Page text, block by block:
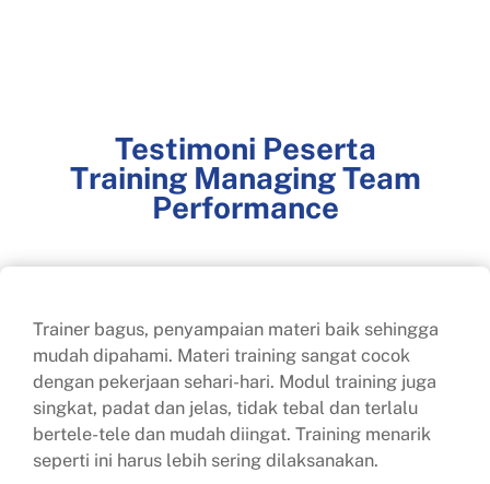
Testimoni Peserta
Training Managing Team
Performance
Trainer bagus, penyampaian materi baik sehingga
mudah dipahami. Materi training sangat cocok
dengan pekerjaan sehari-hari. Modul training juga
singkat, padat dan jelas, tidak tebal dan terlalu
bertele-tele dan mudah diingat. Training menarik
seperti ini harus lebih sering dilaksanakan.